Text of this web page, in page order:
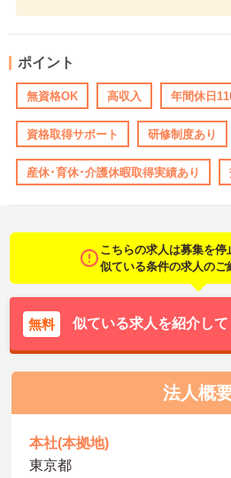
ポイント
無資格OK 高収入 年間休日
資格取得サポート 研修制度あり
産休･育休･介護休暇取得実績あり
こちらの求人は募集を停
似ている条件の求人のご
無料 似ている求人を紹介して
法人概
本社(本拠地)
東京都